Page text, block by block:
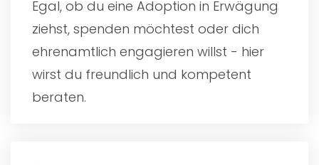
Egal, ob du eine Adoption in Erwägung
ziehst, spenden möchtest oder dich
ehrenamtlich engagieren willst - hier
wirst du freundlich und kompetent
beraten.